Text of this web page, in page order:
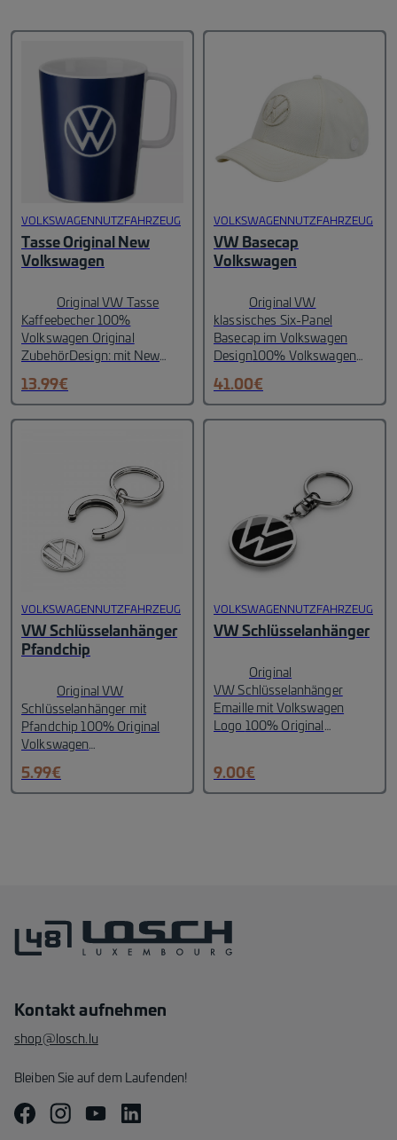
VOLKSWAGENNUTZFAHRZEUG
Tasse Original New
Volkswagen
Original VW Tasse
Kaffeebecher 100%
Volkswagen Original
ZubehörDesign: mit New
weißFarbe: blau,
13.99€
VOLKSWAGENNUTZFAHRZEUG
VW Basecap
Volkswagen
Original VW
klassisches Six-Panel
Basecap im Volkswagen
Design100% Volkswagen
erhabenem, tonalen Logo-
dem seitlichen PanelMaterial:
BaumwolleKopfumfang: 56-
60 cmFarbe: snow white
41.00€
VOLKSWAGENNUTZFAHRZEUG
VW Schlüsselanhänger
Pfandchip
Original VW
Schlüsselanhänger mit
Pfandchip100% Original
Volkswagen
Volkswagen
5.99€
VOLKSWAGENNUTZFAHRZEUG
VW Schlüsselanhänger
Original
VW Schlüsselanhänger
Emaille mit Volkswagen
Logo 100% Original
chromDurchmesser: 37
mmMaterial: Metall
9.00€
Kontakt aufnehmen
shop@losch.lu
Bleiben Sie auf dem Laufenden!